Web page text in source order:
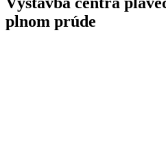
plnom prúde